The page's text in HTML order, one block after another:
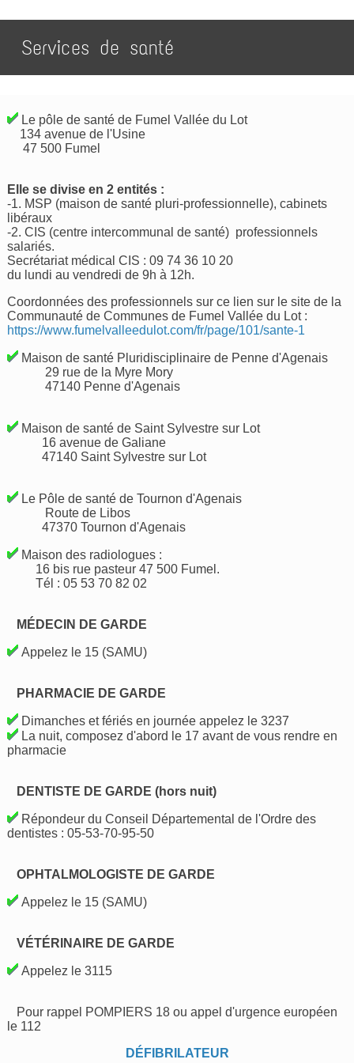
Services de santé
Le pôle de santé de Fumel Vallée du Lot
134 avenue de l'Usine
47 500 Fumel
Elle se divise en 2 entités :
-1. MSP (maison de santé pluri-professionnelle), cabinets
libéraux
-2. CIS (centre intercommunal de santé) professionnels
salariés.
Secrétariat médical CIS : 09 74 36 10 20
du lundi au vendredi de 9h à 12h.
Coordonnées des professionnels sur ce lien sur le site de la
Communauté de Communes de Fumel Vallée du Lot :
https://www.fumelvalleedulot.com/fr/page/101/sante-1
Maison de santé Pluridisciplinaire de Penne d'Agenais
29 rue de la Myre Mory
47140 Penne d'Agenais
Maison de santé de Saint Sylvestre sur Lot
16 avenue de Galiane
47140 Saint Sylvestre sur Lot
Le Pôle de santé de Tournon d'Agenais
Route de Libos
47370 Tournon d'Agenais
Maison des radiologues :
16 bis rue pasteur 47 500 Fumel.
Tél : 05 53 70 82 02
MÉDECIN DE GARDE
Appelez le 15 (SAMU)
PHARMACIE DE GARDE
Dimanches et fériés en journée appelez le 3237
La nuit, composez d'abord le 17 avant de vous rendre en
pharmacie
DENTISTE DE GARDE (hors nuit)
Répondeur du Conseil Départemental de l'Ordre des
dentistes : 05-53-70-95-50
OPHTALMOLOGISTE DE GARDE
Appelez le 15 (SAMU)
VÉTÉRINAIRE DE GARDE
Appelez le 3115
Pour rappel POMPIERS 18 ou appel d'urgence européen
le 112
DÉFIBRILATEUR